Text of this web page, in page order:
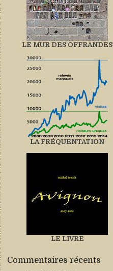
LE MUR DES OFFRANDES
LA FRÉQUENTATION
LE LIVRE
Commentaires récents